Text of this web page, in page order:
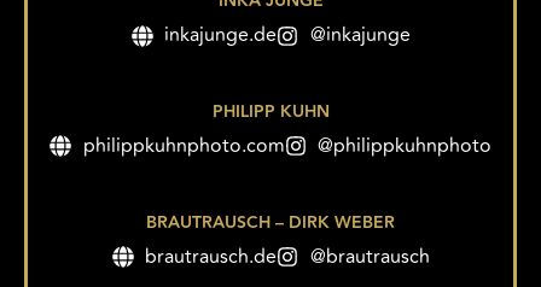
inkajunge.de @inkajunge
PHILIPP KUHN
philippkuhnphoto.com @philippkuhnphoto
BRAUTRAUSCH – DIRK WEBER
brautrausch.de @brautrausch